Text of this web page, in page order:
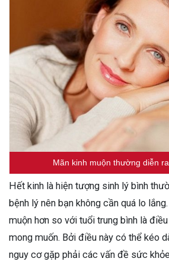
Mãn kinh muộn thường diễn
Hết kinh là hiện tượng sinh lý bình
bệnh lý nên bạn không cần quá lo
muộn hơn so với tuổi trung bình là
mong muốn. Bởi điều này có thể kéo
nguy cơ gặp phải các vấn đề sức